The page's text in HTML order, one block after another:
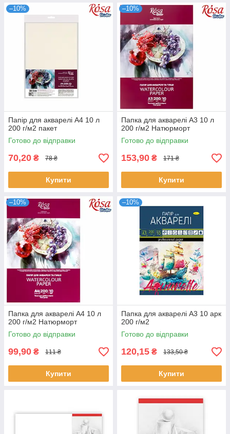
–10%
Папір для акварелі А4 10 л
200 г/м2 пакет
Готово до відправки
70,20 ₴ 78 ₴
Купити
–10%
Папка для акварелі А3 10 л
200 г/м2 Натюрморт
Готово до відправки
153,90 ₴ 171 ₴
Купити
–10%
Папка для акварелі А4 10 л
200 г/м2 Натюрморт
Готово до відправки
99,90 ₴ 111 ₴
Купити
–10%
Папка для акварелі А3 10 арк
200 г/м2
Готово до відправки
120,15 ₴ 133,50 ₴
Купити